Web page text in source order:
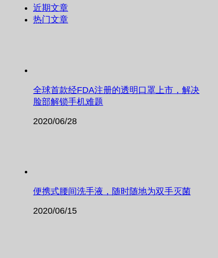
近期文章
热门文章
全球首款经FDA注册的透明口罩上市，解决
脸部解锁手机难题
2020/06/28
便携式腰间洗手液，随时随地为双手灭菌
2020/06/15